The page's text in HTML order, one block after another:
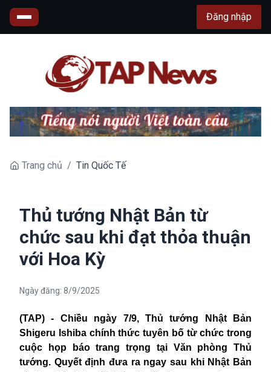
Đăng nhập
Trang chủ / Tin Quốc Tế
Thủ tướng Nhật Bản từ
chức sau khi đạt thỏa thuận
với Hoa Kỳ
Ngày đăng: 8/9/2025
(TAP) - Chiều ngày 7/9, Thủ tướng Nhật Bản
Shigeru Ishiba chính thức tuyên bố từ chức trong
cuộc họp báo trang trọng tại Văn phòng Thủ
tướng. Quyết định đưa ra ngay sau khi Nhật Bản